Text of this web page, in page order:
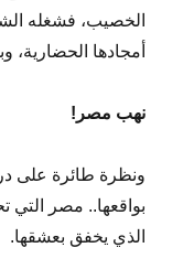
الخصيب، فشغله
أمجادها الحضارية،
نهب مصر!
ونظرة طائرة على
بواقعها.. مصر التي
الذي يخفق بعشقها.